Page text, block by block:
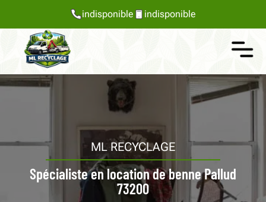
indisponible indisponible
ML RECYCLAGE
Spécialiste en location de benne Pallud
73200